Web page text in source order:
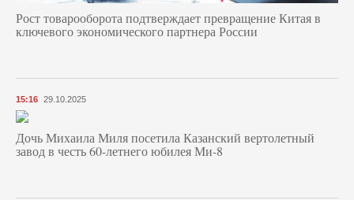
Рост товарооборота подтверждает превращение Китая в
ключевого экономического партнера России
15:16 29.10.2025
Дочь Михаила Миля посетила Казанский вертолетный
завод в честь 60-летнего юбилея Ми-8